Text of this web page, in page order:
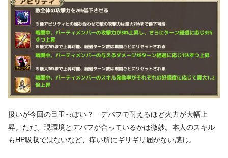
扱いが今回の目玉っぽい？ デバフで耐えるほど火力が大幅上
昇。ただ、現環境とデバフが合っているかは微妙。本人のスキル
もHP吸収ではないなど、痒い所にギリギリ届かない感じ。